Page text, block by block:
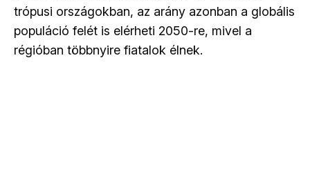
trópusi országokban, az arány azonban a globális
populáció felét is elérheti 2050-re, mivel a
régióban többnyire fiatalok élnek.